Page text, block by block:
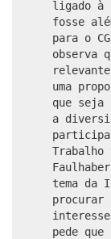
ligado à
fosse
para o
observa
uma
que seja
a
tema da
procurar
pede